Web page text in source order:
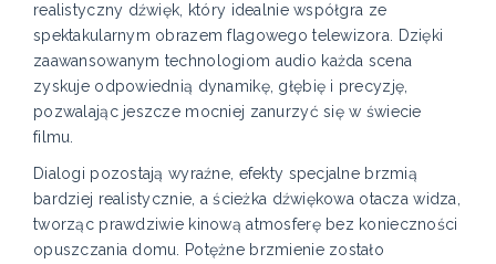
realistyczny dźwięk, który idealnie współgra ze
spektakularnym obrazem flagowego telewizora. Dzięki
zaawansowanym technologiom audio każda scena
zyskuje odpowiednią dynamikę, głębię i precyzję,
pozwalając jeszcze mocniej zanurzyć się w świecie
filmu.
Dialogi pozostają wyraźne, efekty specjalne brzmią
bardziej realistycznie, a ścieżka dźwiękowa otacza widza,
tworząc prawdziwie kinową atmosferę bez konieczności
opuszczania domu. Potężne brzmienie zostało